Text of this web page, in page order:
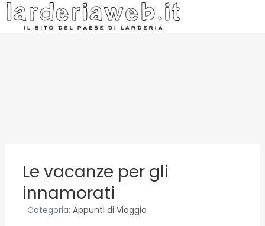
Le vacanze per gli
innamorati
Categoria: Appunti di Viaggio